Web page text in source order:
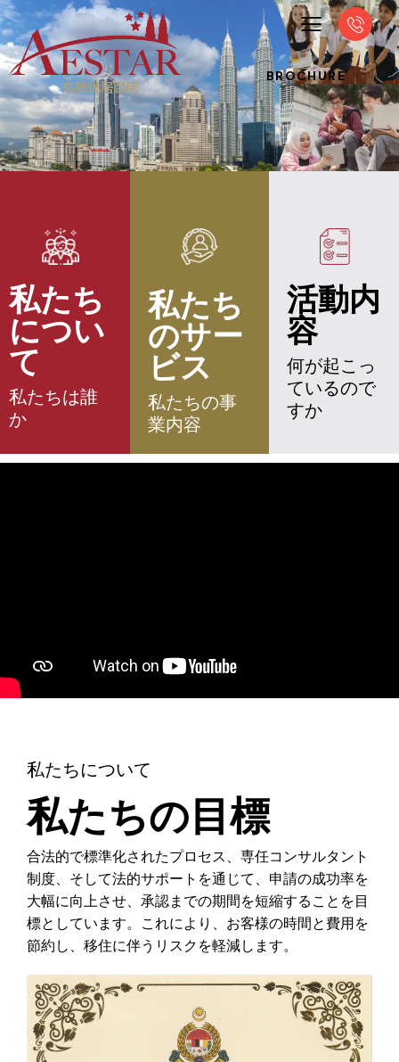
BROCHURE
私たち
につい
て
私たちは誰
か
私たち
のサー
ビス
私たちの事
業内容
活動内
容
何が起こっ
ているので
すか
私たちについて
私たちの目標
合法的で標準化されたプロセス、専任コンサルタント
制度、そして法的サポートを通じて、申請の成功率を
大幅に向上させ、承認までの期間を短縮することを目
標としています。これにより、お客様の時間と費用を
節約し、移住に伴うリスクを軽減します。